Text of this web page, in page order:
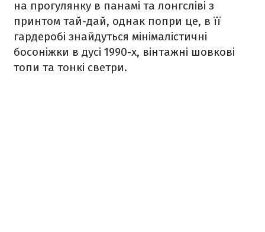
на прогулянку в панамі та лонгсліві з
принтом тай-дай, однак попри це, в її
гардеробі знайдуться мінімалістичні
босоніжки в дусі 1990-х, вінтажні шовкові
топи та тонкі светри.